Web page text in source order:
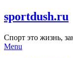
Skip
to
sportdush.ru
Спорт это жизнь,
Menu